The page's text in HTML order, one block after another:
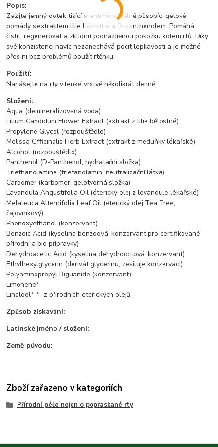
Popis:
Zažijte jemný dotek tišící a antimikrobiálně působící gelové
pomády s extraktem lilie bělostné a D-panthenolem. Pomáhá
čistit, regenerovat a zklidnit podrážděnou pokožku kolem rtů. Díky
své konzistenci navíc nezanechává pocit lepkavosti a je možné
přes ni bez problémů použít rtěnku.
Použití:
Nanášejte na rty v tenké vrstvě několikrát denně.
Složení:
Aqua (demineralizovaná voda)
Lilium Candidum Flower Extract (extrakt z lilie bělostné)
Propylene Glycol (rozpouštědlo)
Melissa Officinalis Herb Extract (extrakt z meduňky lékařské)
Alcohol (rozpouštědlo)
Panthenol (D-Panthenol, hydratační složka)
Triethanolamine (trietanolamin, neutralizační látka)
Carbomer (karbomer, gelotvorná složka)
Lavandula Angustifolia Oil (éterický olej z levandule lékařské)
Melaleuca Alternifolia Leaf Oil (éterický olej Tea Tree,
čajovníkový)
Phenoxyethanol (konzervant)
Benzoic Acid (kyselina benzoová, konzervant pro certifikované
přírodní a bio přípravky)
Dehydroacetic Acid (kyselina dehydrooctová, konzervant)
Ethylhexylglycerin (derivát glycerinu, zesiluje konzervaci)
Polyaminopropyl Biguanide (konzervant)
Limonene*
Linalool*. *- z přírodních éterických olejů
Způsob získávání:
Latinské jméno / složení:
Země původu:
Zboží zařazeno v kategoriích
Přírodní péče nejen o popraskané rty